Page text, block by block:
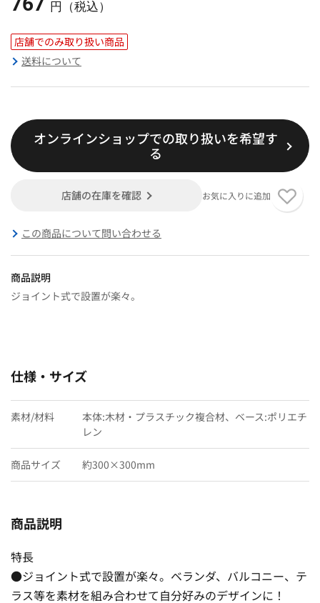
円（税込）
店舗でのみ取り扱い商品
送料について
オンラインショップでの取り扱いを希望す
る
店舗の在庫を確認 お気に入りに追加
この商品について問い合わせる
商品説明
ジョイント式で設置が楽々。
仕様・サイズ
素材/材料
本体:木材・プラスチック複合材、ベース:ポリエチ
レン
商品サイズ 約300×300mm
商品説明
特長
●ジョイント式で設置が楽々。ベランダ、バルコニー、テ
ラス等を素材を組み合わせて自分好みのデザインに！